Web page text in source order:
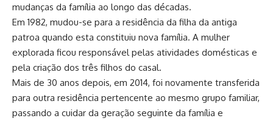
mudanças da família ao longo das décadas.
Em 1982, mudou-se para a residência da filha da antiga
patroa quando esta constituiu nova família. A mulher
explorada ficou responsável pelas atividades domésticas e
pela criação dos três filhos do casal.
Mais de 30 anos depois, em 2014, foi novamente transferida
para outra residência pertencente ao mesmo grupo familiar,
passando a cuidar da geração seguinte da família e